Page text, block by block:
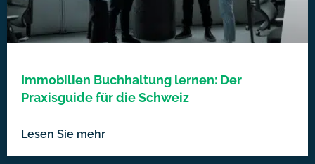
Immobilien Buchhaltung lernen: Der
Praxisguide für die Schweiz
Lesen Sie mehr